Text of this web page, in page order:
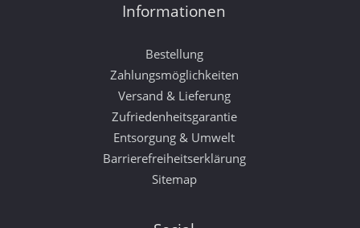
Informationen
Bestellung
Zahlungsmöglichkeiten
Versand & Lieferung
Zufriedenheitsgarantie
Entsorgung & Umwelt
Barrierefreiheitserklärung
Sitemap